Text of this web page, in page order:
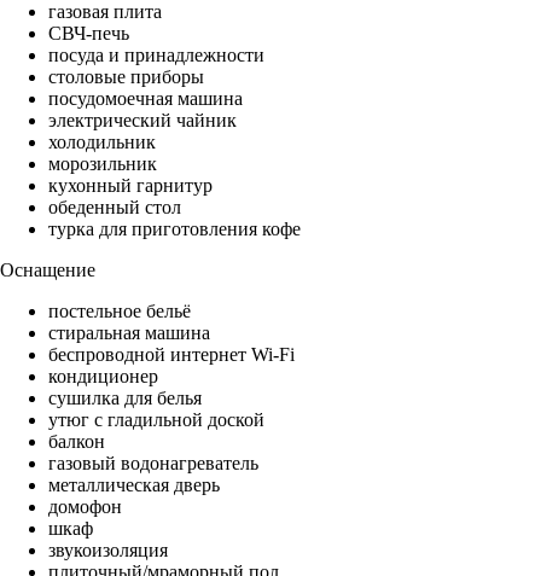
газовая плита
СВЧ-печь
посуда и принадлежности
столовые приборы
посудомоечная машина
электрический чайник
холодильник
морозильник
кухонный гарнитур
обеденный стол
турка для приготовления кофе
Оснащение
постельное бельё
стиральная машина
беспроводной интернет Wi-Fi
кондиционер
сушилка для белья
утюг с гладильной доской
балкон
газовый водонагреватель
металлическая дверь
домофон
шкаф
звукоизоляция
плиточный/мраморный пол